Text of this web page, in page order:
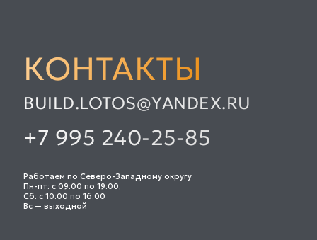
Работаем по Северо-Западному округу
Пн-пт: с 09:00 по 19:00,
Сб: с 10:00 по 16:00
Вс — выходной
+7 995 240-25-85
BUILD.LOTOS@YANDEX.RU
КОНТАКТЫ